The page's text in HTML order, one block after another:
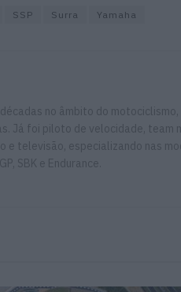
SSP Surra Yamaha
no âmbito do motociclismo,
Já foi piloto de velocidade, team
e televisão, especializando nas
SBK e Endurance.